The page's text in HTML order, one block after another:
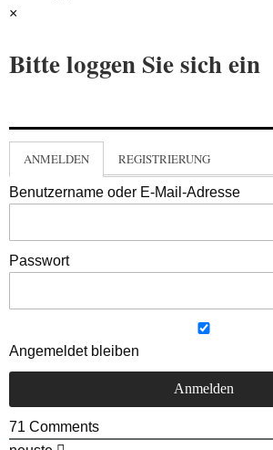
×
Bitte loggen Sie sich ein
ANMELDEN REGISTRIERUNG
Benutzername oder E-Mail-Adresse
Passwort
Angemeldet bleiben
71 Comments